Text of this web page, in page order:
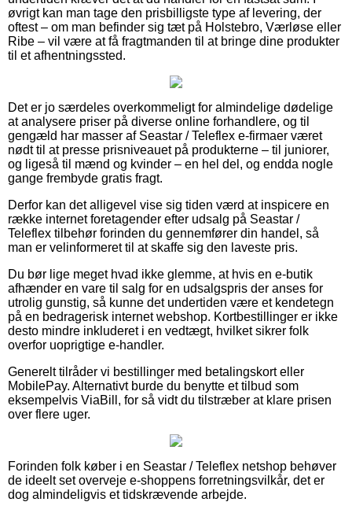
øvrigt kan man tage den prisbilligste type af levering, der
oftest – om man befinder sig tæt på Holstebro, Værløse eller
Ribe – vil være at få fragtmanden til at bringe dine produkter
til et afhentningssted.
Det er jo særdeles overkommeligt for almindelige dødelige
at analysere priser på diverse online forhandlere, og til
gengæld har masser af Seastar / Teleflex e-firmaer været
nødt til at presse prisniveauet på produkterne – til juniorer,
og ligeså til mænd og kvinder – en hel del, og endda nogle
gange frembyde gratis fragt.
Derfor kan det alligevel vise sig tiden værd at inspicere en
række internet foretagender efter udsalg på Seastar /
Teleflex tilbehør forinden du gennemfører din handel, så
man er velinformeret til at skaffe sig den laveste pris.
Du bør lige meget hvad ikke glemme, at hvis en e-butik
afhænder en vare til salg for en udsalgspris der anses for
utrolig gunstig, så kunne det undertiden være et kendetegn
på en bedragerisk internet webshop. Kortbestillinger er ikke
desto mindre inkluderet i en vedtægt, hvilket sikrer folk
overfor uoprigtige e-handler.
Generelt tilråder vi bestillinger med betalingskort eller
MobilePay. Alternativt burde du benytte et tilbud som
eksempelvis ViaBill, for så vidt du tilstræber at klare prisen
over flere uger.
Forinden folk køber i en Seastar / Teleflex netshop behøver
de ideelt set overveje e-shoppens forretningsvilkår, det er
dog almindeligvis et tidskrævende arbejde.